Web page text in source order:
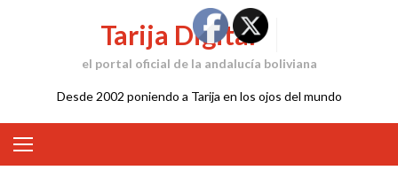
Tarija Digital
el portal oficial de la andalucía boliviana
Desde 2002 poniendo a Tarija en los ojos del mundo